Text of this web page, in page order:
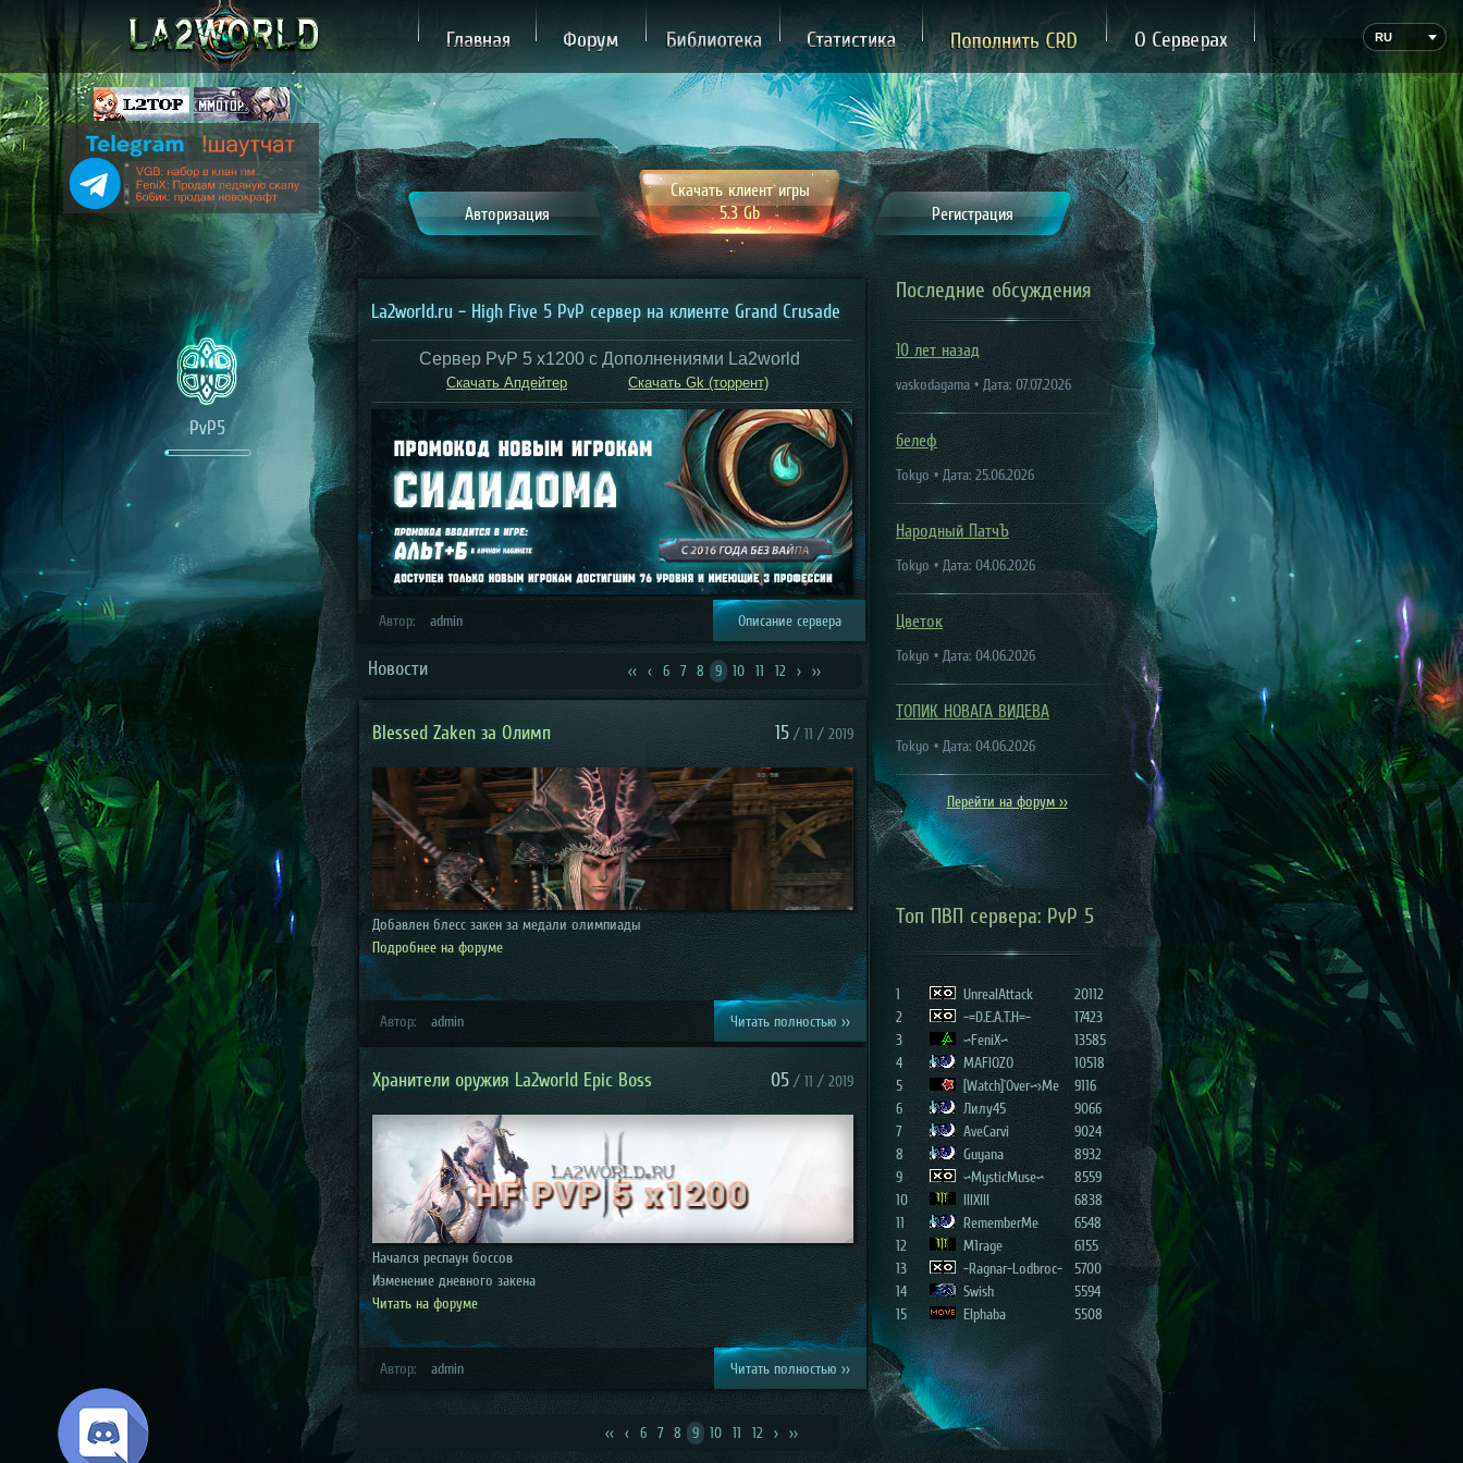
Главная Форум Библиотека Статистика Пожертвование О Сервере RU
PvP5
Авторизация
Скачать клиент игры
5.3 Gb
Регистрация
La2world.ru – High Five 5 PvP cервер на клиенте Grand Crusade
Сервер PvP 5 x1200 c Дополнениями La2world
Скачать Апдейтер Скачать Gk (торрент)
Автор: admin Описание сервера
Новости << < 6 7 8 9 10 11 12 > >>
Blessed Zaken за Олимп 15 / 11 / 2019
Добавлен блесс закен за медали олимпиады
Подробнее на форуме
Автор: admin Читать полностью >>
Хранители оружия La2world Epic Boss 05 / 11 / 2019
Начался респаун боссов
Изменение дневного закена
Читать на форуме
Автор: admin Читать полностью >>
<< < 6 7 8 9 10 11 12 > >>
Последние обсуждения
10 лет назад
vaskodagama • Дата: 07.07.2026
белеф
Tokyo • Дата: 25.06.2026
Народный ПатчЪ
Tokyo • Дата: 04.06.2026
Цветок
Tokyo • Дата: 04.06.2026
ТОПИК НОВАГА ВИДЕВА
Tokyo • Дата: 04.06.2026
Перейти на форум >>
Топ ПВП сервера: PvP 5
1 UnrealAttack
20112
2
-=D.E.A.T.H=-
17423
3
~FeniX~
13585
4
MAFIOZO
10518
5
[Watch]`Over~>Me
9116
6
Лилу45
9066
7
AveCarvi
9024
8
Guyana
8932
9
~MysticMuse~
8559
10
IIIXIII
6838
11
RememberMe
6548
12
M1rage
6155
13
-Ragnar-Lodbroc-
5700
14
Swish
5594
15
Elphaba 5508